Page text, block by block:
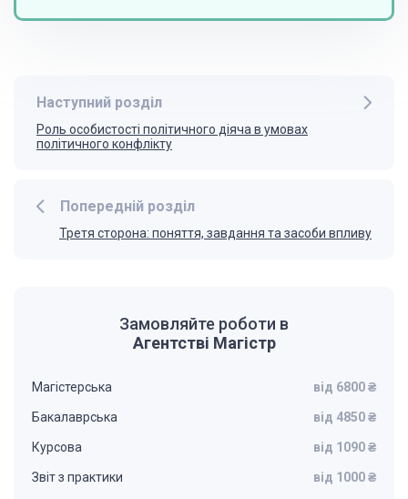
Попередній розділ
Третя сторона: поняття, завдання та засоби впливу
Наступний розділ
Роль особистості політичного діяча в умовах
політичного конфлікту
Замовляйте роботи в
Агентстві Магістр
Магістерська від 6800 ₴
Бакалаврська від 4850 ₴
Курсова від 1090 ₴
Звіт з практики від 1000 ₴